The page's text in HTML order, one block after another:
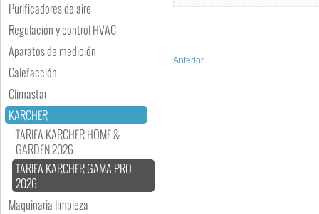
Purificadores de aire
Regulación y control HVAC
Aparatos de medición
Calefacción
Climastar
KARCHER
TARIFA KARCHER HOME &
GARDEN 2026
TARIFA KARCHER GAMA PRO
2026
Maquinaria limpieza
Anterior